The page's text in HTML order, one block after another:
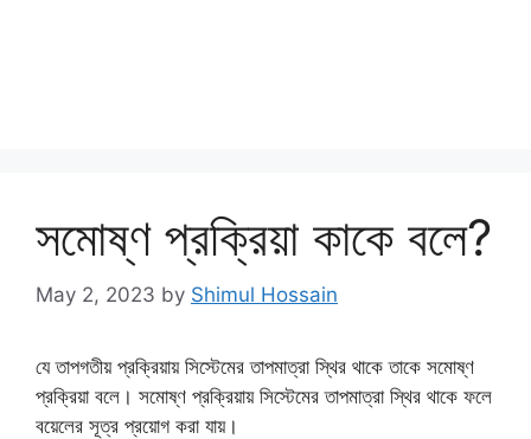
সমোষ্ণ প্রক্রিয়া কাকে বলে?
May 2, 2023 by Shimul Hossain
যে তাপগতীয় প্রক্রিয়ায় সিস্টেমের তাপমাত্রা স্থির থাকে তাকে সমোষ্ণ
প্রক্রিয়া বলে। সমোষ্ণ প্রক্রিয়ায় সিস্টেমের তাপমাত্রা স্থির থাকে ফলে
বয়েলের সূত্র প্রয়োগ করা যায়।